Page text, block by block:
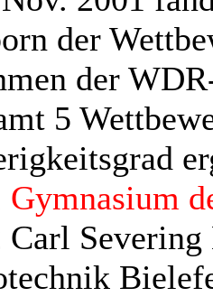
der
der
5
Gymnasium
Carl